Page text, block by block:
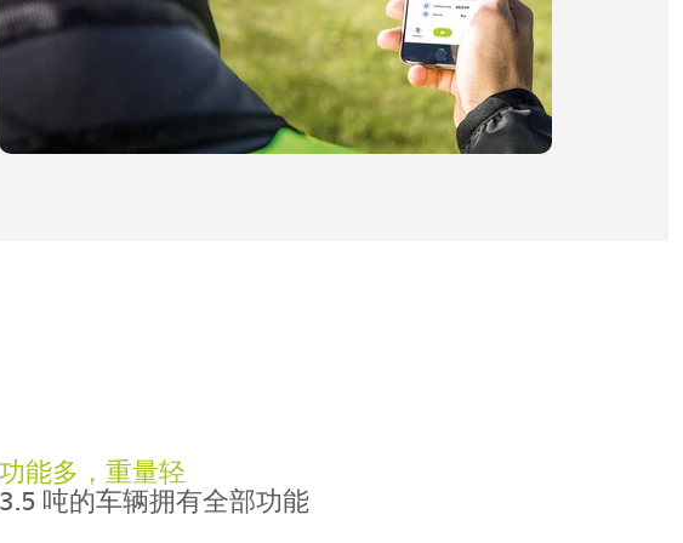
功能多，重量轻
3.5 吨的车辆拥有全部功能